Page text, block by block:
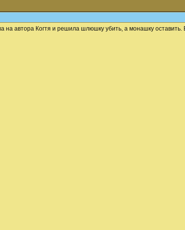
на автора Когтя и решила шлюшку убить, а монашку оставить.